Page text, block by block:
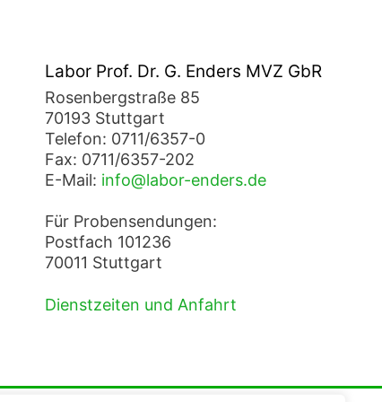
Labor Prof. Dr. G. Enders MVZ GbR
Rosenbergstraße 85
70193 Stuttgart
Telefon: 0711/6357-0
Fax: 0711/6357-202
E-Mail: info@labor-enders.de
Für Probensendungen:
Postfach 101236
70011 Stuttgart
Dienstzeiten und Anfahrt